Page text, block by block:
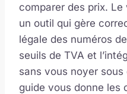
comparer des prix.
un outil qui gère
légale des numéros
seuils de TVA et
sans vous noyer
guide vous donne les